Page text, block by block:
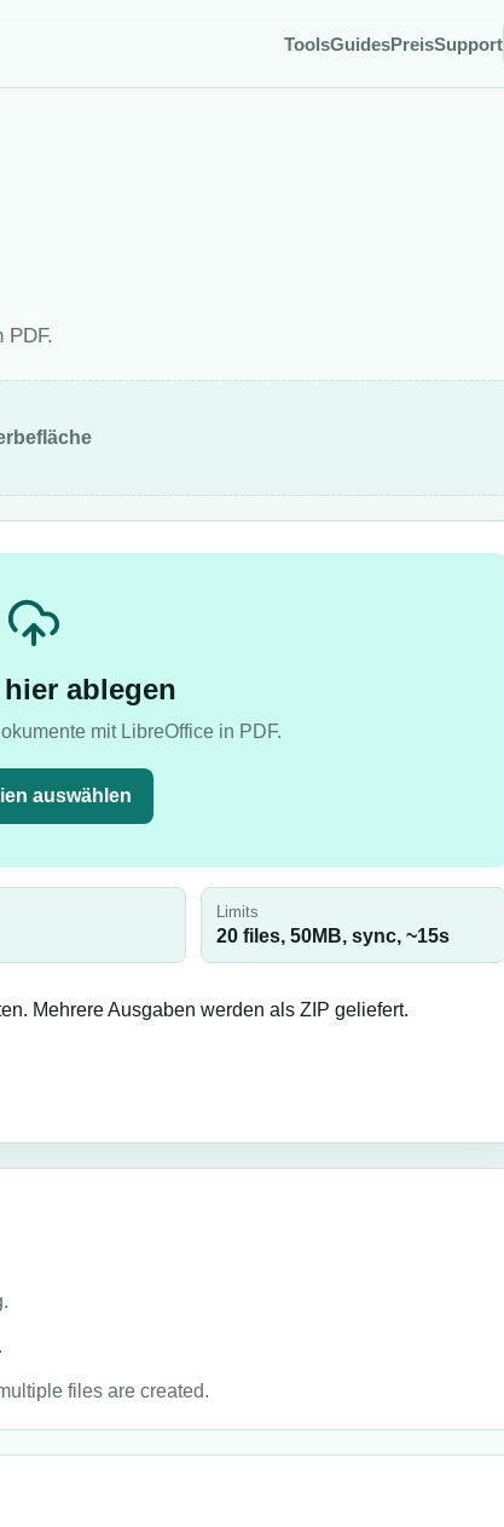
ToolsGuidesPreisSupport
PDF.
ablegen
mit LibreOffice in PDF.
auswählen
Limits
20 files,50MB,sync, ~15s
Mehrere Ausgaben werden als ZIP geliefert.
files are created.